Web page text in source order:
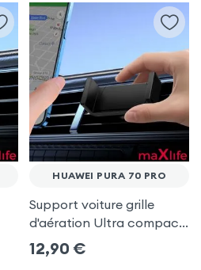
HUAWEI PURA 70 PRO
Support voiture grille
d'aération Ultra compact
pour Huawei Pura 70 Pro
12,90 €